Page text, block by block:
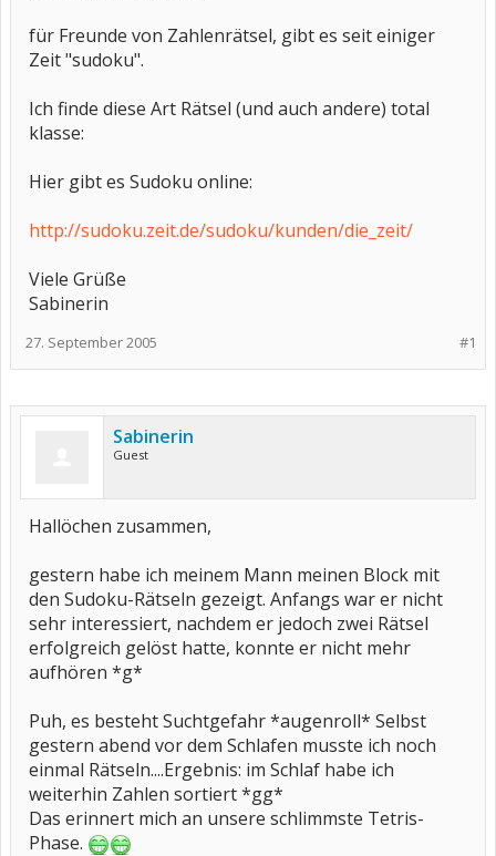
für Freunde von Zahlenrätsel, gibt es seit einiger
Zeit "sudoku".
Ich finde diese Art Rätsel (und auch andere) total
klasse:
Hier gibt es Sudoku online:
http://sudoku.zeit.de/sudoku/kunden/die_zeit/
Viele Grüße
Sabinerin
#1
27. September 2005
Sabinerin
Guest
Hallöchen zusammen,
gestern habe ich meinem Mann meinen Block mit
den Sudoku-Rätseln gezeigt. Anfangs war er nicht
sehr interessiert, nachdem er jedoch zwei Rätsel
erfolgreich gelöst hatte, konnte er nicht mehr
aufhören *g*
Puh, es besteht Suchtgefahr *augenroll* Selbst
gestern abend vor dem Schlafen musste ich noch
einmal Rätseln....Ergebnis: im Schlaf habe ich
weiterhin Zahlen sortiert *gg*
Das erinnert mich an unsere schlimmste Tetris-
Phase.